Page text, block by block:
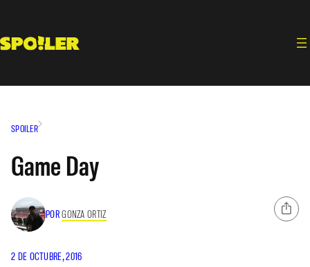
contenido
SPOILER
Game Day
PORGONZA ORTIZ
2 DE OCTUBRE, 2016